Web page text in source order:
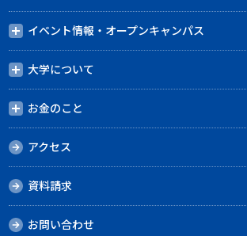
イベント情報・オープンキャンパス
大学について
お金のこと
アクセス
資料請求
お問い合わせ